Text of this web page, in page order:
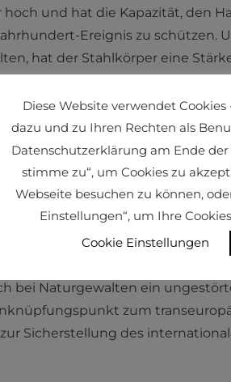
hoch und hat die Kapazität, den
Ereignis zu schützen.
hat der Stahlkörper eine Stärke
eines 3-stöckigen Gebäudes.
des Dammes würde bei einer
zu drei Meter unter Wasser
des Hafen Wien.
dieses essenziellen
laufen noch bis Ende
bei Naturgewalten ein
zum
Sicherstellung des
Diese Website verwendet
dazu und zu Ihren Rechten als
Datenschutzerklärung am Ende der
stimme zu“, um Cookies zu
Webseite besuchen zu können,
Einstellungen“, um Ihre
Cookie Einstellungen